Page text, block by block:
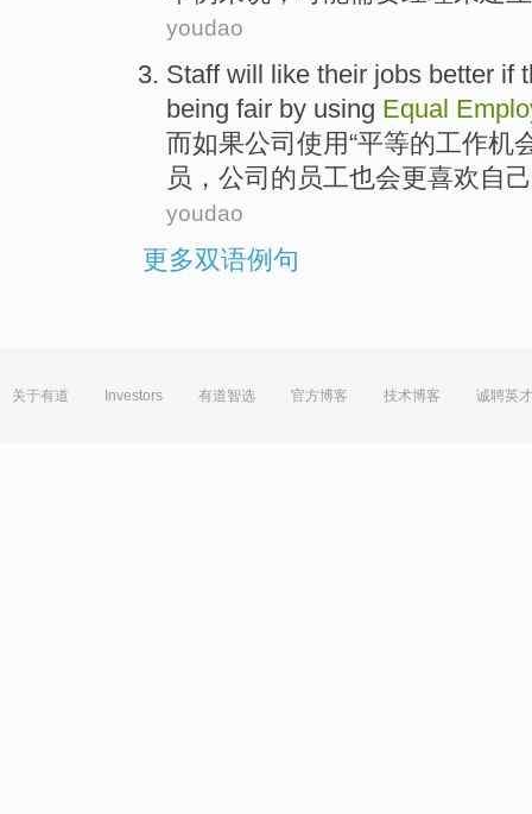
youdao
Staff will like their jobs better if
being fair by using Equal
而如果公司 使用“平等的工作机
员 ，公司的员工也会更喜欢 自
youdao
更多双语例句
关于有道 Investors 有道智选 官方博客 技术博客 诚聘英才